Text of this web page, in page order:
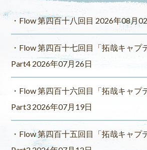
Flow 第四百十八回目 2026年08月
Flow 第四百十七回目「拓哉キャプ
Part4 2026年07月26日
Flow 第四百十六回目「拓哉キャプ
Part3 2026年07月19日
Flow 第四百十五回目「拓哉キャプ